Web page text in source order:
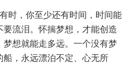
时，你至少还有时间，时间能
流泪。怀揣梦想，才能创造
想就能走多远。一个没有梦
，永远漂泊不定、心无所